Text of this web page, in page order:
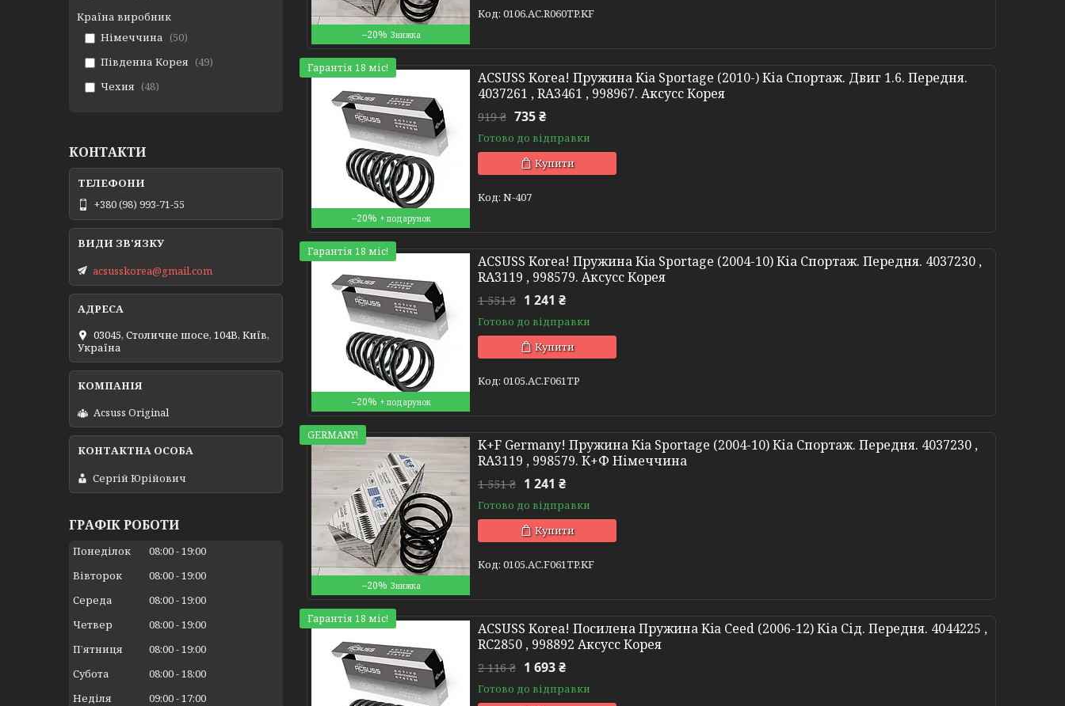
–20%
0106.AC.R060TP.KF
Гарантія 18 міс!
–20%
ACSUSS Korea! Пружина Kia Sportage (2010-) Кіа Спортаж. Двиг 1.6. Передня.
4037261 , RA3461 , 998967. Аксусс Корея
919 ₴ 735 ₴
Готово до відправки
Купити
N-407
Гарантія 18 міс!
–20%
ACSUSS Korea! Пружина Kia Sportage (2004-10) Кіа Спортаж. Передня. 4037230 ,
RA3119 , 998579. Аксусс Корея
1 551 ₴ 1 241 ₴
Готово до відправки
Купити
0105.AC.F061TP
GERMANY!
–20%
K+F Germany! Пружина Kia Sportage (2004-10) Кіа Спортаж. Передня. 4037230 ,
RA3119 , 998579. К+Ф Німеччина
1 551 ₴ 1 241 ₴
Готово до відправки
Купити
0105.AC.F061TP.KF
Гарантія 18 міс!
ACSUSS Korea! Посилена Пружина Kia Ceed (2006-12) Кіа Сід. Передня. 4044225 ,
RC2850 , 998892 Аксусс Корея
2 116 ₴ 1 693 ₴
Готово до відправки
Країна виробник
Німеччина
50
Південна Корея
49
Чехия
48
КОНТАКТИ
+380 (98) 993-71-55
acsusskorea@gmail.com
03045, Столичне шосе, 104B, Київ,
Україна
Acsuss Original
Сергій Юрійович
ГРАФІК РОБОТИ
Понеділок 08:00 19:00
Вівторок
08:00 19:00
Середа
08:00 19:00
Четвер
08:00 19:00
Пʼятниця
08:00 19:00
Субота
08:00 18:00
Неділя
09:00 17:00